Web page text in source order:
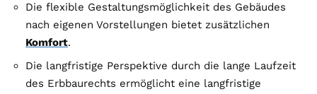
Die flexible Gestaltungsmöglichkeit des Gebäudes
nach eigenen Vorstellungen bietet zusätzlichen
Komfort.
Die langfristige Perspektive durch die lange Laufzeit
des Erbbaurechts ermöglicht eine langfristige